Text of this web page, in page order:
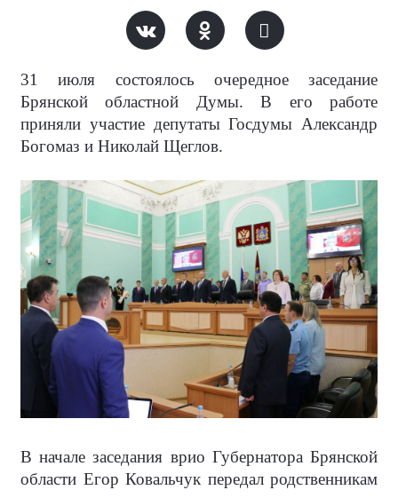
31 июля состоялось очередное заседание
Брянской областной Думы. В его работе
приняли участие депутаты Госдумы Александр
Богомаз и Николай Щеглов.
В начале заседания врио Губернатора Брянской
области Егор Ковальчук передал родственникам